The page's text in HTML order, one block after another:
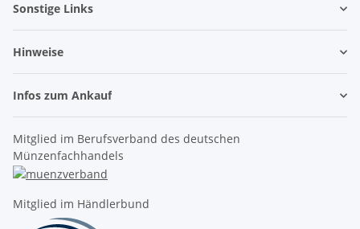
Sonstige Links
Hinweise
Infos zum Ankauf
Mitglied im Berufsverband des deutschen
Münzenfachhandels
Mitglied im Händlerbund